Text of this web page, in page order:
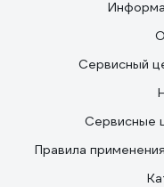
Сервисный
Сервисные
Правила